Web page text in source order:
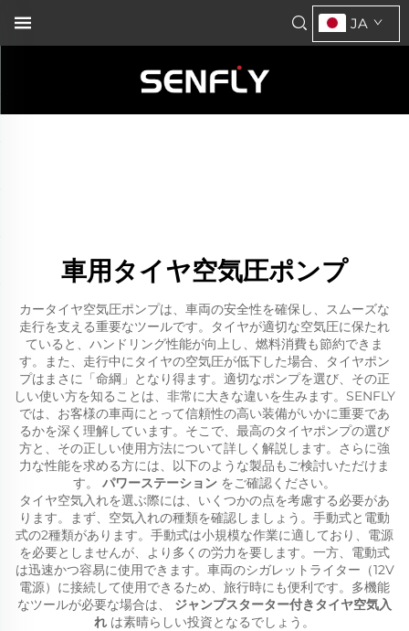
JA
車用タイヤ空気圧ポンプ
カータイヤ空気圧ポンプは、車両の安全性を確保し、スムーズな
走行を支える重要なツールです。タイヤが適切な空気圧に保たれ
ていると、ハンドリング性能が向上し、燃料消費も節約できま
す。また、走行中にタイヤの空気圧が低下した場合、タイヤポン
プはまさに「命綱」となり得ます。適切なポンプを選び、その正
しい使い方を知ることは、非常に大きな違いを生みます。SENFLY
では、お客様の車両にとって信頼性の高い装備がいかに重要であ
るかを深く理解しています。そこで、最高のタイヤポンプの選び
方と、その正しい使用方法について詳しく解説します。さらに強
力な性能を求める方には、以下のような製品もご検討いただけま
す。 パワーステーション をご確認ください。
タイヤ空気入れを選ぶ際には、いくつかの点を考慮する必要があ
ります。まず、空気入れの種類を確認しましょう。手動式と電動
式の2種類があります。手動式は小規模な作業に適しており、電源
を必要としませんが、より多くの労力を要します。一方、電動式
は迅速かつ容易に使用できます。車両のシガレットライター（12V
電源）に接続して使用できるため、旅行時にも便利です。多機能
なツールが必要な場合は、 ジャンプスターター付きタイヤ空気入
れ は素晴らしい投資となるでしょう。